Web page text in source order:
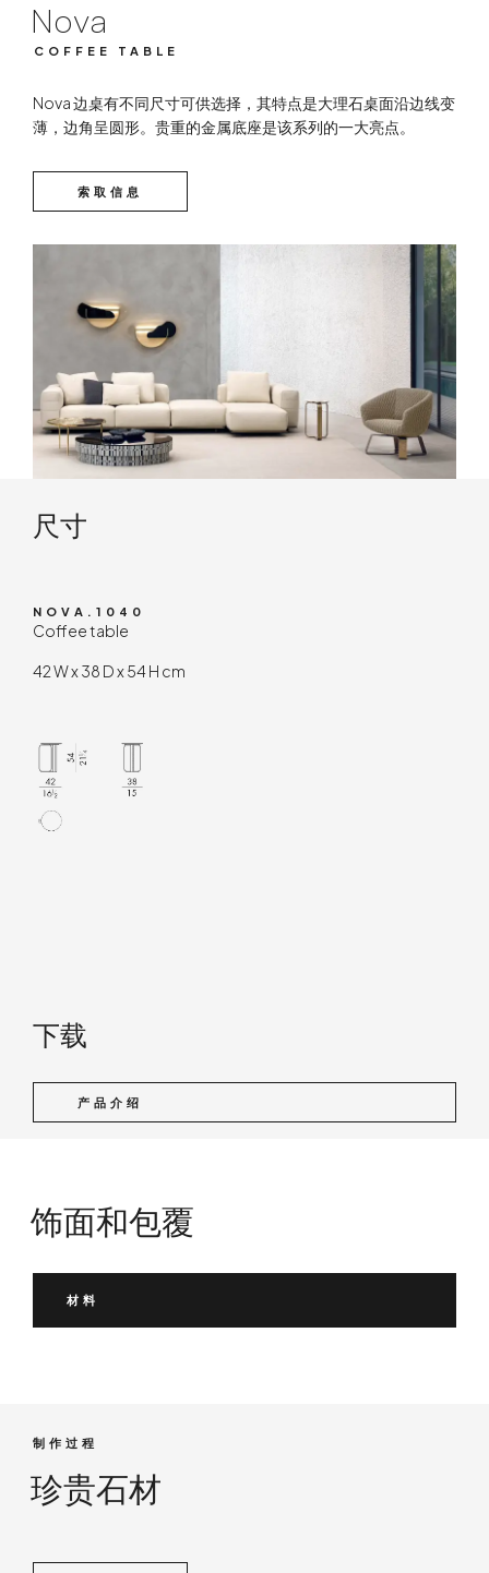
Nova
COFFEE TABLE
Nova 边桌有不同尺寸可供选择，其特点是大理石桌面沿边线变
薄，边角呈圆形。贵重的金属底座是该系列的一大亮点。
索取信息
尺寸
NOVA.1040
Coffee table
42 W x 38 D x 54 H cm
下载
产品介绍
饰面和包覆
材料
制作过程
珍贵石材